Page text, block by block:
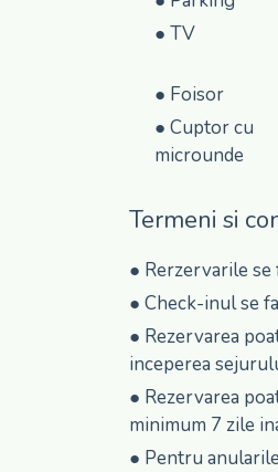
● TV
● Foisor
● Cuptor cu
microunde
Termeni si
● Rerzervarile
● Check-inul se
● Rezervarea
inceperea
● Rezervarea
minimum 7 zile
● Pentru